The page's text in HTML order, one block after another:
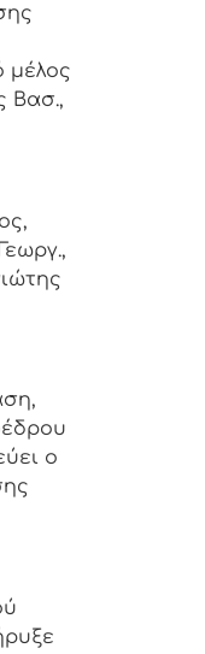
μέλος
Βασ.,
ο